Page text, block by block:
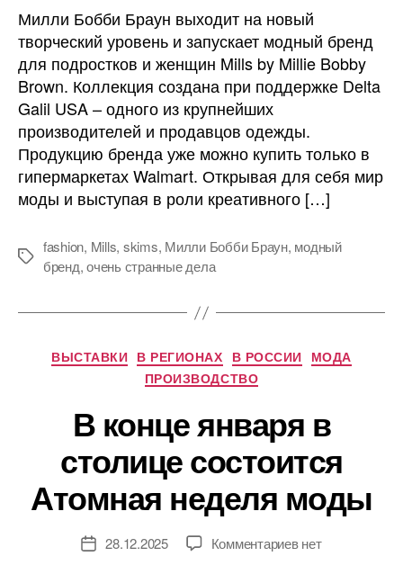
сериала
«Очень
странные
дела»
представляет
коллекцию
одежды
Милли Бобби Браун выходит на новый
творческий уровень и запускает модный бренд
для подростков и женщин Mills by Millie Bobby
Brown. Коллекция создана при поддержке Delta
Galil USA – одного из крупнейших
производителей и продавцов одежды.
Продукцию бренда уже можно купить только в
гипермаркетах Walmart. Открывая для себя мир
моды и выступая в роли креативного […]
Метки
fashion, Mills, skims, Милли Бобби Браун, модный
бренд,очень странные дела
Рубрики
ВЫСТАВКИ В РЕГИОНАХ В РОССИИ МОДА
ПРОИЗВОДСТВО
В конце января в
столице состоится
Атомная неделя моды
Дата28.12.2025 Комментариевк
нет